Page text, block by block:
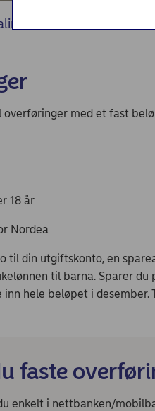
med et fast
18 år
Nordea
til din utgiftskonto, en
til barna. Sparer du
hele beløpet i desember.
faste
enkelt i nettbanken/